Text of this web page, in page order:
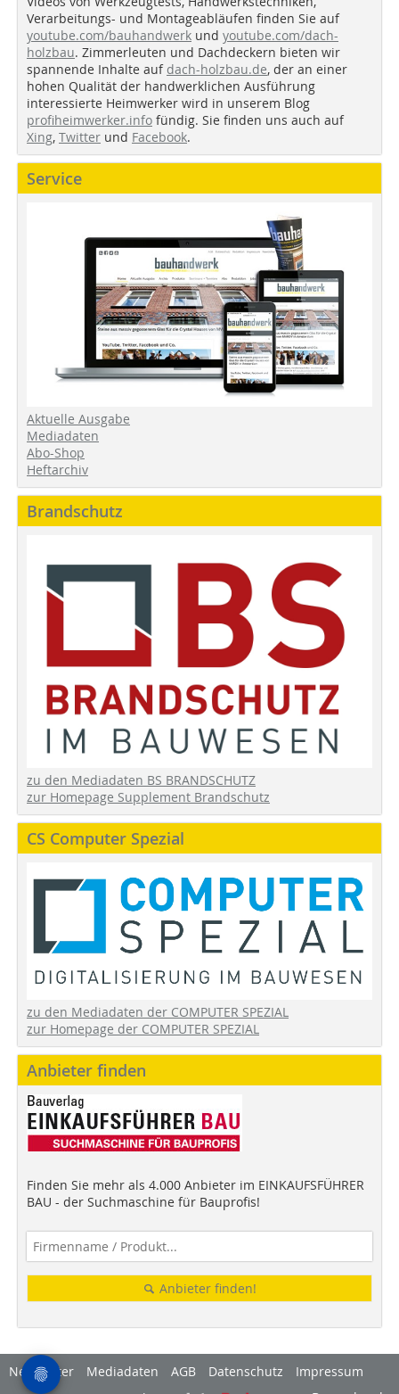
Verarbeitungs- und Montageabläufen finden Sie auf
youtube.com/bauhandwerk und youtube.com/dach-
holzbau. Zimmerleuten und Dachdeckern bieten wir
spannende Inhalte auf dach-holzbau.de, der an einer
hohen Qualität der handwerklichen Ausführung
interessierte Heimwerker wird in unserem Blog
profiheimwerker.info fündig. Sie finden uns auch auf
Xing, Twitter und Facebook.
Service
Aktuelle Ausgabe
Mediadaten
Abo-Shop
Heftarchiv
Brandschutz
zu den Mediadaten BS BRANDSCHUTZ
zur Homepage Supplement Brandschutz
CS Computer Spezial
zu den Mediadaten der COMPUTER SPEZIAL
zur Homepage der COMPUTER SPEZIAL
Anbieter finden
Finden Sie mehr als 4.000 Anbieter im EINKAUFSFÜHRER
BAU - der Suchmaschine für Bauprofis!
Anbieter finden!
Newsletter Mediadaten AGB Datenschutz
Impressum